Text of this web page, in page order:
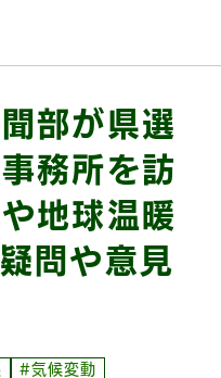
部が県選
務所を訪
地球温暖
問や意見
#気候変動